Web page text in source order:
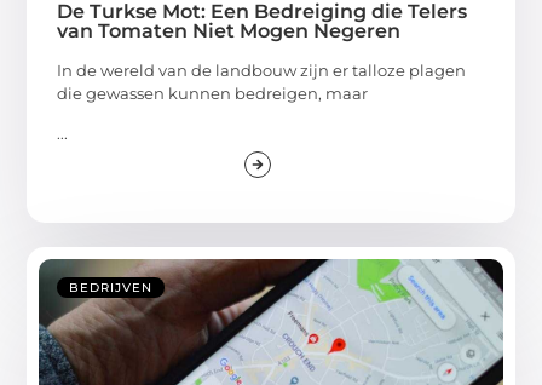
De Turkse Mot: Een Bedreiging die Telers
van Tomaten Niet Mogen Negeren
In de wereld van de landbouw zijn er talloze plagen
die gewassen kunnen bedreigen, maar
...
BEDRIJVEN